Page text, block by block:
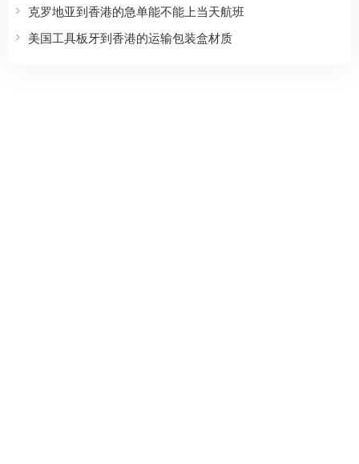
克罗地亚到香港的急单能不能上当天航班
美国工具板牙到香港的运输包装盒材质